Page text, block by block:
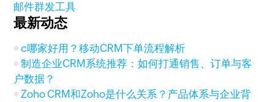
邮件群发工具
最新动态
c哪家好用？移动CRM下单流程解析
制造企业CRM系统推荐：如何打通销售、订单与客
户数据？
Zoho CRM和Zoho是什么关系？产品体系与企业背